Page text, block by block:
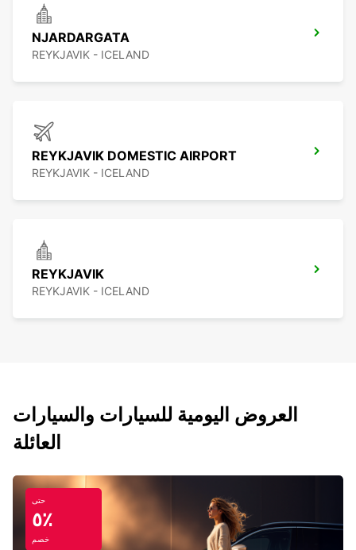
NJARDARGATA
REYKJAVIK - ICELAND
REYKJAVIK DOMESTIC AIRPORT
REYKJAVIK - ICELAND
REYKJAVIK
REYKJAVIK - ICELAND
العروض اليومية للسيارات والسيارات
العائلة
حتى
٥٪
خصم